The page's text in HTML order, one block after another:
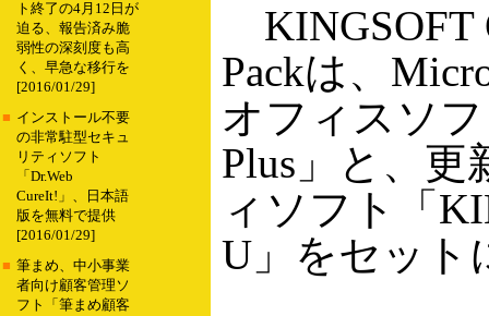
ト終了の4月12日が
迫る、報告済み脆
弱性の深刻度も高
く、早急な移行を
[2016/01/29]
■ インストール不要
の非常駐型セキュ
リティソフト
「Dr.Web
CureIt!」、日本語
版を無料で提供
[2016/01/29]
■ 筆まめ、中小事業
者向け顧客管理ソ
フト「筆まめ顧客
KINGSOFT
Packは、
オフィスソフ
Plus」と、
ィソフト「
U」をセット